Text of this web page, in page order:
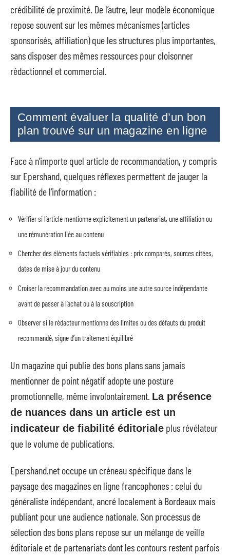
crédibilité de proximité. De l’autre, leur modèle économique
repose souvent sur les mêmes mécanismes (articles
sponsorisés, affiliation) que les structures plus importantes,
sans disposer des mêmes ressources pour cloisonner
rédactionnel et commercial.
Comment évaluer la qualité d’un bon
plan trouvé sur un magazine en ligne
Face à n’importe quel article de recommandation, y compris
sur Epershand, quelques réflexes permettent de jauger la
fiabilité de l’information :
Vérifier si l’article mentionne explicitement un partenariat, une affiliation ou
une rémunération liée au contenu
Chercher des éléments factuels vérifiables : prix comparés, sources citées,
dates de mise à jour du contenu
Croiser la recommandation avec au moins une autre source indépendante
avant de passer à l’achat ou à la souscription
Observer si le rédacteur mentionne des limites ou des défauts du produit
recommandé, signe d’un traitement équilibré
Un magazine qui publie des bons plans sans jamais
mentionner de point négatif adopte une posture
promotionnelle, même involontairement. La présence
de nuances dans un article est un
indicateur de fiabilité éditoriale plus révélateur
que le volume de publications.
Epershand.net occupe un créneau spécifique dans le
paysage des magazines en ligne francophones : celui du
généraliste indépendant, ancré localement à Bordeaux mais
publiant pour une audience nationale. Son processus de
sélection des bons plans repose sur un mélange de veille
éditoriale et de partenariats dont les contours restent parfois